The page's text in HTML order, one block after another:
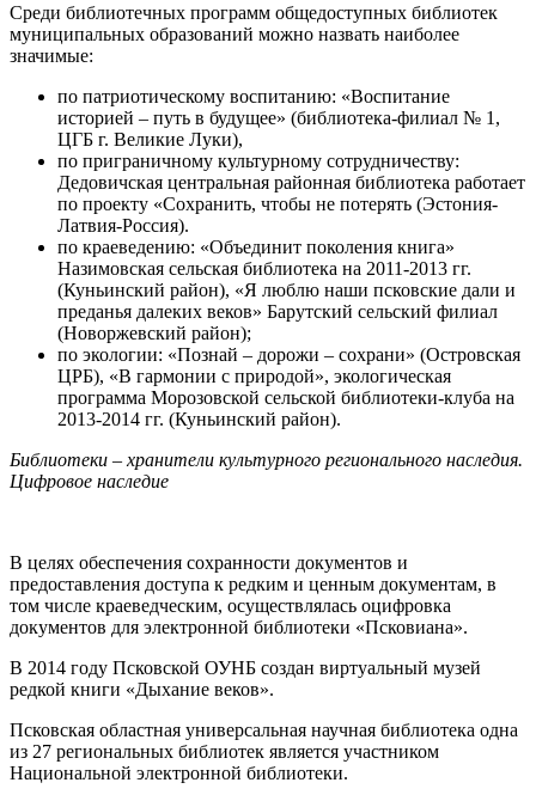
Среди библиотечных программ общедоступных библиотек
муниципальных образований можно назвать наиболее
значимые:
по патриотическому воспитанию: «Воспитание
историей – путь в будущее» (библиотека-филиал № 1,
ЦГБ г. Великие Луки),
по приграничному культурному сотрудничеству:
Дедовичская центральная районная библиотека работает
по проекту «Сохранить, чтобы не потерять (Эстония-
Латвия-Россия).
по краеведению: «Объединит поколения книга»
Назимовская сельская библиотека на 2011-2013 гг.
(Куньинский район), «Я люблю наши псковские дали и
преданья далеких веков» Барутский сельский филиал
(Новоржевский район);
по экологии: «Познай – дорожи – сохрани» (Островская
ЦРБ), «В гармонии с природой», экологическая
программа Морозовской сельской библиотеки-клуба на
2013-2014 гг. (Куньинский район).
Библиотеки – хранители культурного регионального наследия.
Цифровое наследие
В целях обеспечения сохранности документов и
предоставления доступа к редким и ценным документам, в
том числе краеведческим, осуществлялась оцифровка
документов для электронной библиотеки «Псковиана».
В 2014 году Псковской ОУНБ создан виртуальный музей
редкой книги «Дыхание веков».
Псковская областная универсальная научная библиотека одна
из 27 региональных библиотек является участником
Национальной электронной библиотеки.